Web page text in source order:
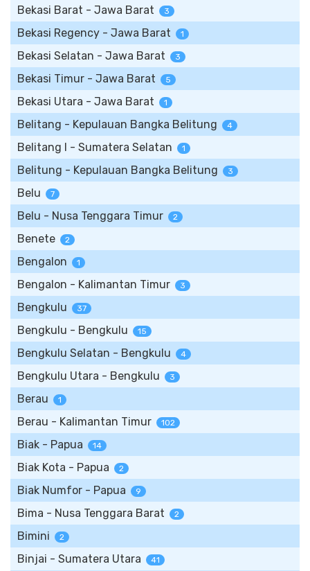
Bekasi Barat - Jawa Barat 3
Bekasi Regency - Jawa Barat 1
Bekasi Selatan - Jawa Barat 3
Bekasi Timur - Jawa Barat 5
Bekasi Utara - Jawa Barat 1
Belitang - Kepulauan Bangka Belitung 4
Belitang I - Sumatera Selatan 1
Belitung - Kepulauan Bangka Belitung 3
Belu 7
Belu - Nusa Tenggara Timur 2
Benete 2
Bengalon 1
Bengalon - Kalimantan Timur 3
Bengkulu 37
Bengkulu - Bengkulu 15
Bengkulu Selatan - Bengkulu 4
Bengkulu Utara - Bengkulu 3
Berau 1
Berau - Kalimantan Timur 102
Biak - Papua 14
Biak Kota - Papua 2
Biak Numfor - Papua 9
Bima - Nusa Tenggara Barat 2
Bimini 2
Binjai - Sumatera Utara 41